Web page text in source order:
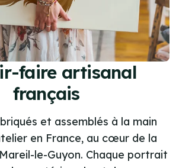
faire artisanal
français
et assemblés à la main
en France, au cœur de la
le-Guyon. Chaque portrait